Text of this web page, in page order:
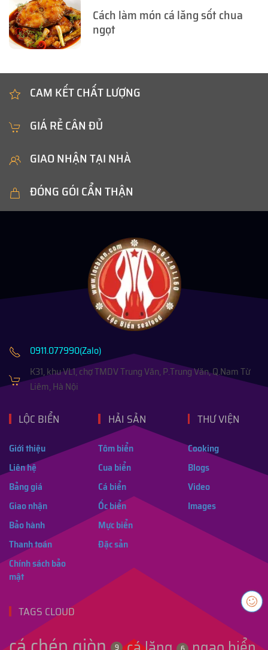
Cách làm món cá lăng sốt chua
ngọt
CAM KẾT CHẤT LƯỢNG
GIÁ RẺ CÂN ĐỦ
GIAO NHẬN TẠI NHÀ
ĐÓNG GÓI CẨN THẬN
0911.077990(Zalo)
K31, khu VL1, chợ TMDV Trung Văn, P.Trung Văn, Q.Nam Từ
Liêm, Hà Nội
LỘC BIỂN
Giới thiệu
Liên hệ
Bảng giá
Giao nhận
Bảo hành
Thanh toán
Chính sách bảo
mật
HẢI SẢN
Tôm biển
Cua biển
Cá biển
Ốc biển
Mực biển
Đặc sản
THƯ VIỆN
Cooking
Blogs
Video
Images
TAGS CLOUD
9